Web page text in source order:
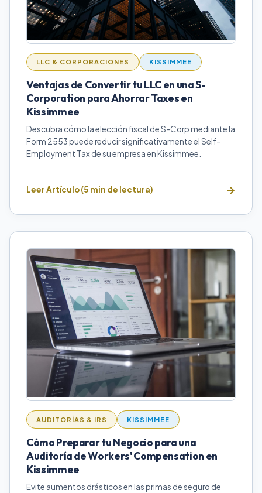
LLC & CORPORACIONES KISSIMMEE
Ventajas de Convertir tu LLC en una S-
Corporation para Ahorrar Taxes en
Kissimmee
Descubra cómo la elección fiscal de S-Corp mediante la
Form 2553 puede reducir significativamente el Self-
Employment Tax de su empresa en Kissimmee.
Leer Artículo (5 min de lectura)
AUDITORÍAS & IRS KISSIMMEE
Cómo Preparar tu Negocio para una
Auditoría de Workers' Compensation en
Kissimmee
Evite aumentos drásticos en las primas de seguro de